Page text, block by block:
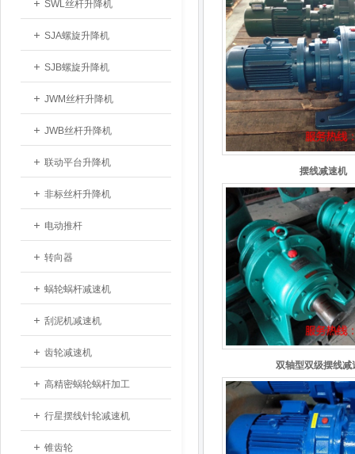
SWL丝杆升降机
SJA螺旋升降机
SJB螺旋升降机
JWM丝杆升降机
JWB丝杆升降机
联动平台升降机
非标丝杆升降机
电动推杆
转向器
蜗轮蜗杆减速机
刮泥机减速机
齿轮减速机
高精密蜗轮蜗杆加工
行星摆线针轮减速机
锥齿轮
摆线减速机
双轴型双级摆线减